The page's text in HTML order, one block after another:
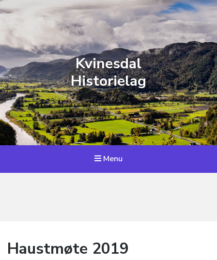
Kvinesdal
Historielag
Menu
Haustmøte 2019